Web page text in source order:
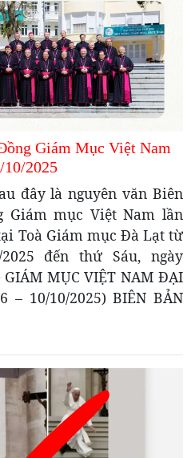
Giám Mục Việt Nam
2025
đây là nguyên văn Biên
mục Việt Nam lần
Toà Giám mục Đà Lạt từ
đến thứ Sáu, ngày
GIÁM MỤC VIỆT NAM ĐẠI
– 10/10/2025) BIÊN BẢN